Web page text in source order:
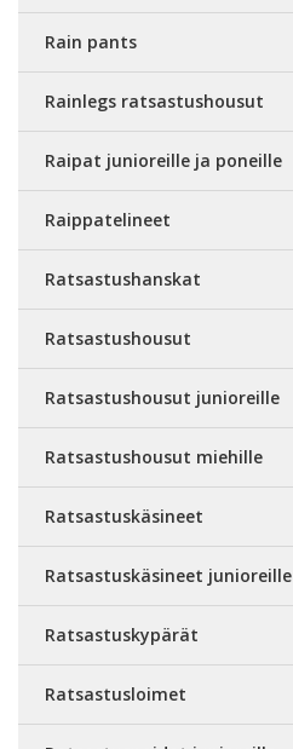
Rain pants
Rainlegs ratsastushousut
Raipat junioreille ja poneille
Raippatelineet
Ratsastushanskat
Ratsastushousut
Ratsastushousut junioreille
Ratsastushousut miehille
Ratsastuskäsineet
Ratsastuskäsineet junioreille
Ratsastuskypärät
Ratsastusloimet